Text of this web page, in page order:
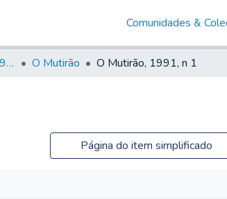
Comunidades &
Canto Libertário (1906-1995) O Mutirão O Mutirão, 1991, n 1
Página do item simplificado